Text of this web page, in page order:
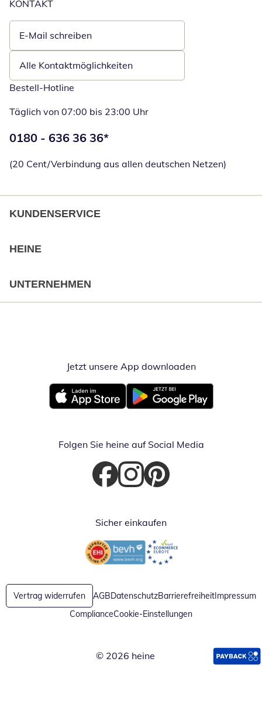
KONTAKT
E-Mail schreiben
Öffnet E-Mail-Client
Alle Kontaktmöglichkeiten
Bestell-Hotline
Täglich von 07:00 bis 23:00 Uhr
Telefonnummer:
0180 - 636 36 36*
(20 Cent/Verbindung aus allen deutschen Netzen)
KUNDENSERVICE
HEINE
UNTERNEHMEN
Jetzt unsere App downloadenÖffnet in
Öffnet in neuem FensterÖffnet in neuem Fenster
Folgen Sie heine auf Social Media
Öffnet in neuem Fenster
Öffnet in neuem Fenster
Öffnet in neuem Fenster
Sicher einkaufen
Öffnet in neuem FensterÖffnet in neuem Fenster
Vertrag widerrufen AGBDatenschutzBarrierefreiheitImpressum
ComplianceCookie-Einstellungen
© 2026 heine